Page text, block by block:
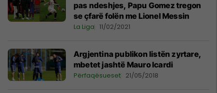
pas ndeshjes, Papu Gomez tregon
se çfarë folën me Lionel Messin
La Liga 11/02/2021
Argjentina publikon listën zyrtare,
mbetet jashtë Mauro Icardi
Përfaqësueset 21/05/2018